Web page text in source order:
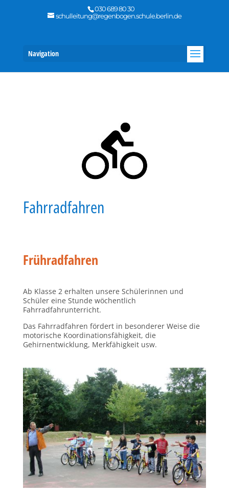
030 689 80 30
schulleitung@regenbogen.schule.berlin.de
Navigation
Fahrradfahren
Frühradfahren
Ab Klasse 2 erhalten unsere Schülerinnen und
Schüler eine Stunde wöchentlich
Fahrradfahrunterricht.
Das Fahrradfahren fördert in besonderer Weise die
motorische Koordinationsfähigkeit, die
Gehirnentwicklung, Merkfähigkeit usw.